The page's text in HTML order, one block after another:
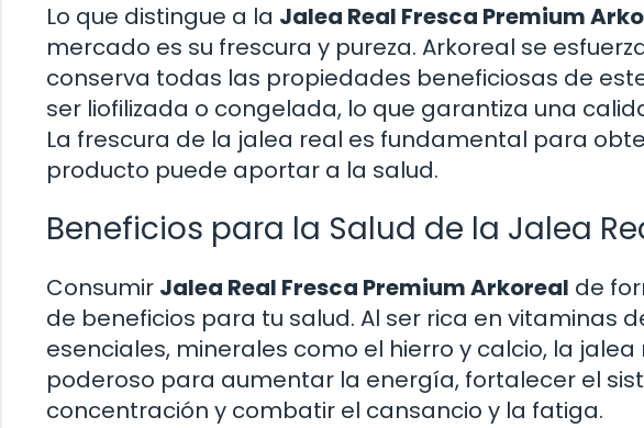
Lo que distingue a la Jalea Real Fresca Premium
mercado es su frescura y pureza. Arkoreal se
conserva todas las propiedades beneficiosas de
ser liofilizada o congelada, lo que garantiza una
La frescura de la jalea real es fundamental para
producto puede aportar a la salud.
Beneficios para la Salud de la Jalea
Consumir Jalea Real Fresca Premium Arkoreal de
de beneficios para tu salud. Al ser rica en vitaminas
esenciales, minerales como el hierro y calcio, la
poderoso para aumentar la energía, fortalecer el
concentración y combatir el cansancio y la fatiga.